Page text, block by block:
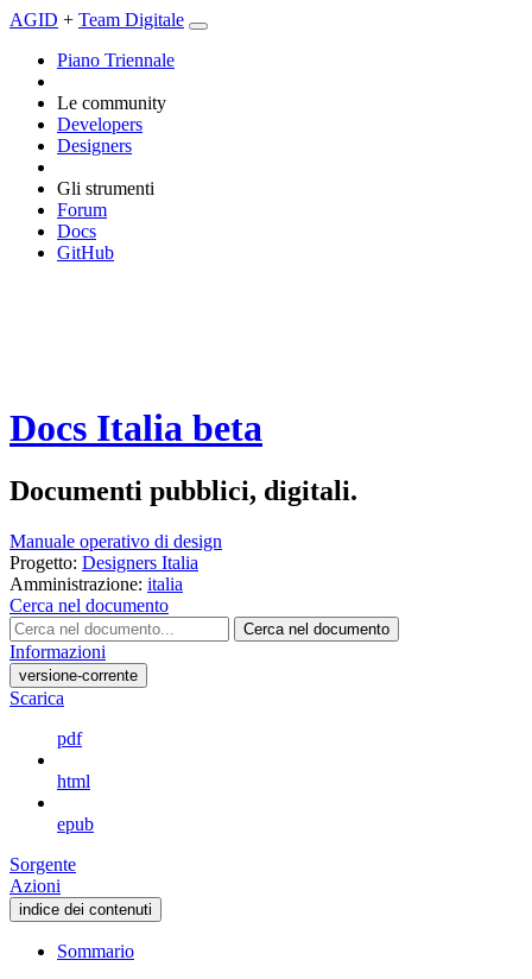
AGID + Team Digitale
Piano Triennale
Le community
Developers
Designers
Gli strumenti
Forum
Docs
GitHub
Docs Italia beta
Documenti pubblici, digitali.
Manuale operativo di design
Progetto: Designers Italia
Amministrazione: italia
Cerca nel documento
Cerca nel documento
Informazioni
versione-corrente
Scarica
pdf
html
epub
Sorgente
Azioni
indice dei contenuti
Sommario